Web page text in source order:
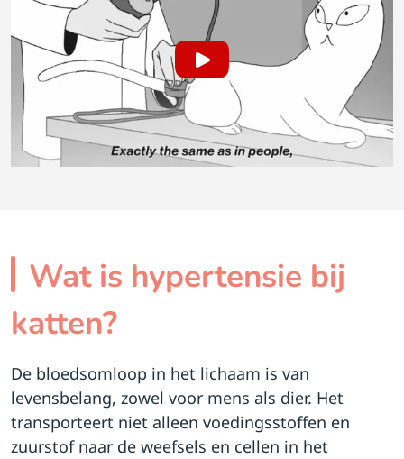
Wat is hypertensie bij
katten?
De bloedsomloop in het lichaam is van
levensbelang, zowel voor mens als dier. Het
transporteert niet alleen voedingsstoffen en
zuurstof naar de weefsels en cellen in het